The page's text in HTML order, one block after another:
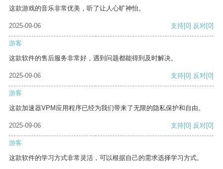
这款游戏的音乐非常优美，听了让人心旷神怡。
2025-09-06 支持[0] 反对[0]
游客
这款软件的售后服务非常好，遇到问题都能得到及时解决。
2025-09-06 支持[0] 反对[0]
游客
这款加速器VPM应用程序已经为我们带来了无限的隐私保护和自由。
2025-09-06 支持[0] 反对[0]
游客
这款软件的学习方式非常灵活，可以根据自己的需求选择学习方式。